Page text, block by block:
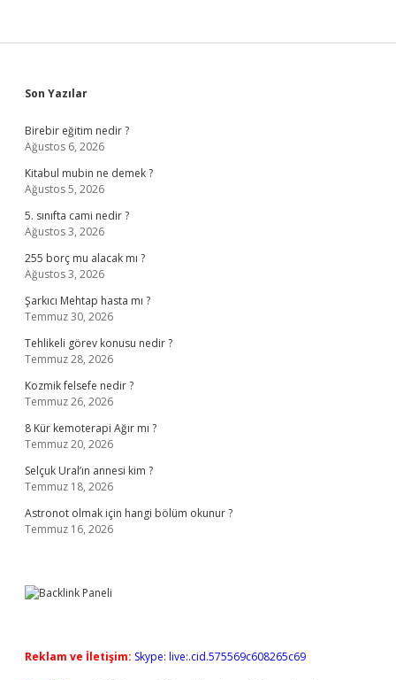
Sidebar
Son Yazılar
Birebir eğitim nedir ?
Ağustos 6, 2026
Kitabul mubin ne demek ?
Ağustos 5, 2026
5. sınıfta cami nedir ?
Ağustos 3, 2026
255 borç mu alacak mı ?
Ağustos 3, 2026
Şarkıcı Mehtap hasta mı ?
Temmuz 30, 2026
Tehlikeli görev konusu nedir ?
Temmuz 28, 2026
Kozmik felsefe nedir ?
Temmuz 26, 2026
8 Kür kemoterapi Ağır mı ?
Temmuz 20, 2026
Selçuk Ural’ın annesi kim ?
Temmuz 18, 2026
Astronot olmak için hangi bölüm okunur ?
Temmuz 16, 2026
Reklam ve İletişim: Skype: live:.cid.575569c608265c69